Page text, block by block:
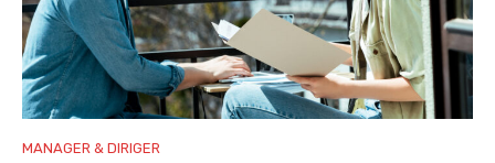
MANAGER & DIRIGER